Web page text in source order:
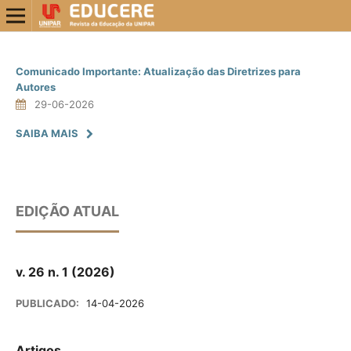
Comunicado Importante: Atualização das Diretrizes para
Autores
29-06-2026
SAIBA MAIS
EDIÇÃO ATUAL
v. 26 n. 1 (2026)
PUBLICADO: 14-04-2026